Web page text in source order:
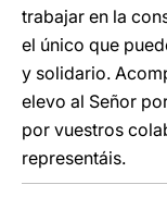
trabajar en la
el único que
y solidario.
elevo al Señor
por vuestros
representáis.